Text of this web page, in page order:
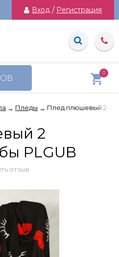
Вход / Регистрация
0
→ Пледы → Плед плюшевый 2
2
PLGUB
отзыв